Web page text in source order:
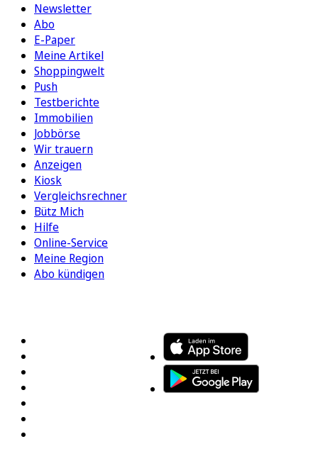
Newsletter
Abo
E-Paper
Meine Artikel
Shoppingwelt
Push
Testberichte
Immobilien
Jobbörse
Wir trauern
Anzeigen
Kiosk
Vergleichsrechner
Bütz Mich
Hilfe
Online-Service
Meine Region
Abo kündigen